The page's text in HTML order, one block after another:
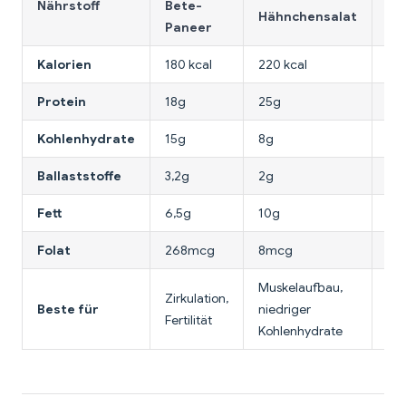
Nährstoff
Bete-
Paneer
Hähnchensalat
Kalorien 180 kcal 220 kcal
Protein 18g 25g
Kohlenhydrate 15g 8g
Ballaststoffe 3,2g 2g
Fett 6,5g 10g
Folat 268mcg 8mcg
Beste für
Zirkulation,
Fertilität
Muskelaufbau,
niedriger
Kohlenhydrate